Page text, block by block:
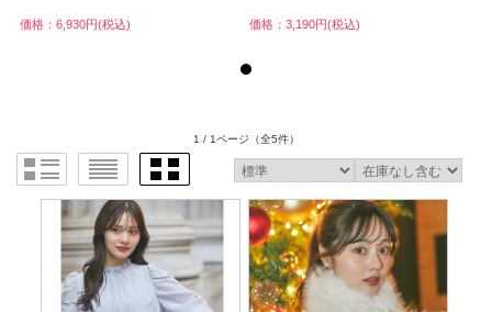
価格：6,930円(税込) 価格：3,190円(税込)
1 / 1ページ （全5件）